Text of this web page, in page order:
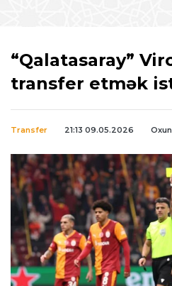
“Qalatasaray”
transfer etmək
Transfer 21:13 09.05.2026